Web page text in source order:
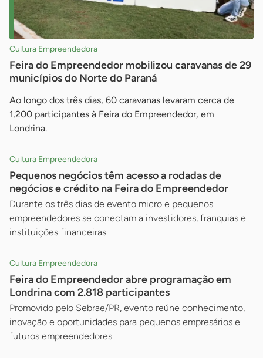
Cultura Empreendedora
Feira do Empreendedor mobilizou caravanas de 29
municípios do Norte do Paraná
Ao longo dos três dias, 60 caravanas levaram cerca de
1.200 participantes à Feira do Empreendedor, em
Londrina.
Cultura Empreendedora
Pequenos negócios têm acesso a rodadas de
negócios e crédito na Feira do Empreendedor
Durante os três dias de evento micro e pequenos
empreendedores se conectam a investidores, franquias e
instituições financeiras
Cultura Empreendedora
Feira do Empreendedor abre programação em
Londrina com 2.818 participantes
Promovido pelo Sebrae/PR, evento reúne conhecimento,
inovação e oportunidades para pequenos empresários e
futuros empreendedores